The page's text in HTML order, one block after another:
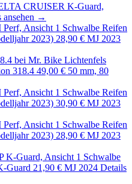
CRUISER K-Guard,
ansehen →
Schwalbe Reifen
2023) 28,90 € MJ 2023
318.4 49,00 € 50 mm, 80
Schwalbe Reifen
2023) 30,90 € MJ 2023
Schwalbe Reifen
2023) 28,90 € MJ 2023
Schwalbe
Guard 21,90 € MJ 2024 Details